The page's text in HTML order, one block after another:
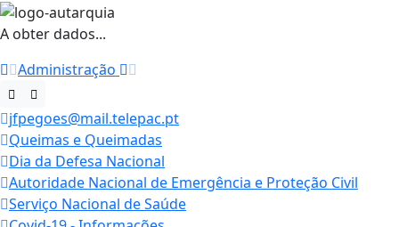
A obter dados...
Administração
jfpegoes@mail.telepac.pt
Queimas e Queimadas
Dia da Defesa Nacional
Autoridade Nacional de Emergência e Proteção Civil
Serviço Nacional de Saúde